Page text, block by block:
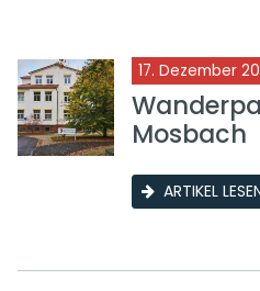
17. Dezember
Mosbach
ARTIKEL